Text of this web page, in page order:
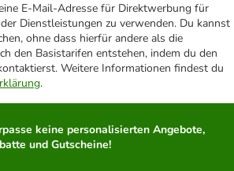
E-Mail-Adresse für Direktwerbung für
Dienstleistungen zu verwenden. Du kannst
ohne dass hierfür andere als die
den Basistarifen entstehen, indem du den
Weitere Informationen findest du
.
keine personalisierten Angebote,
und Gutscheine!